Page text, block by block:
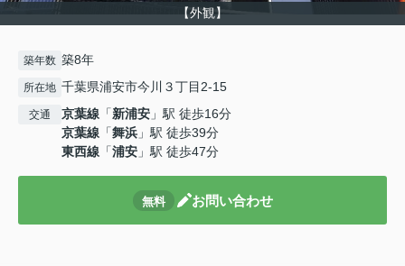
【外観】
築年数 築8年
所在地 千葉県浦安市今川３丁目2-15
交通 京葉線 「新浦安 」駅 徒歩16分
京葉線 「舞浜 」駅 徒歩39分
東西線 「浦安 」駅 徒歩47分
無料 お問い合わせ